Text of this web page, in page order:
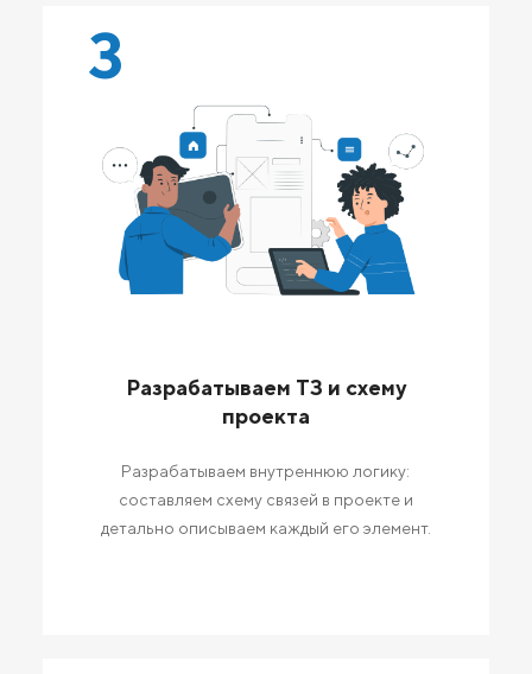
3
Разрабатываем ТЗ и схему
проекта
Разрабатываем внутреннюю логику:
составляем схему связей в проекте и
детально описываем каждый его элемент.